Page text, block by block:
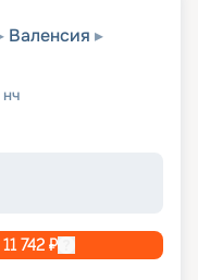
Валенсия
нч
11 742 ₽